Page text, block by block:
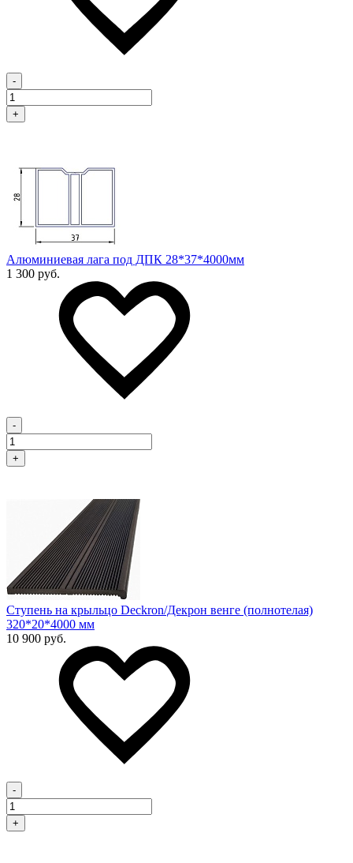
-
+
Алюминиевая лага под ДПК 28*37*4000мм
1 300 руб.
-
+
Ступень на крыльцо Deckron/Декрон венге (полнотелая)
320*20*4000 мм
10 900 руб.
-
+